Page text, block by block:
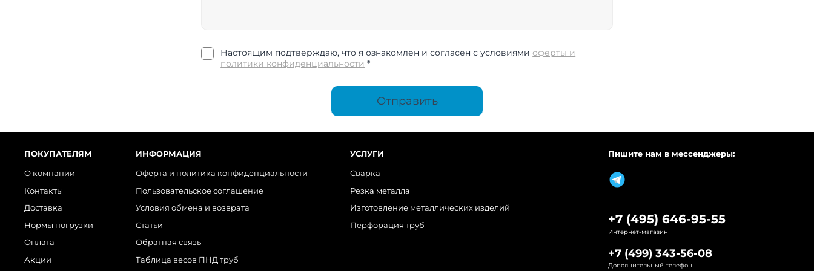
Настоящим подтверждаю, что я ознакомлен и согласен с условиямиоферты и
политики конфиденциальности *
Отправить
ПОКУПАТЕЛЯМ
О компании
Контакты
Доставка
Нормы погрузки
Оплата
Акции
ИНФОРМАЦИЯ
Оферта и политика конфиденциальности
Пользовательское соглашение
Условия обмена и возврата
Статьи
Обратная связь
Таблица весов ПНД труб
УСЛУГИ
Сварка
Резка металла
Изготовление металлических изделий
Перфорация труб
Пишите нам в мессенджеры:
+7 (495) 646-95-55
Интернет-магазин
+7 (499) 343-56-08
Дополнительный телефон